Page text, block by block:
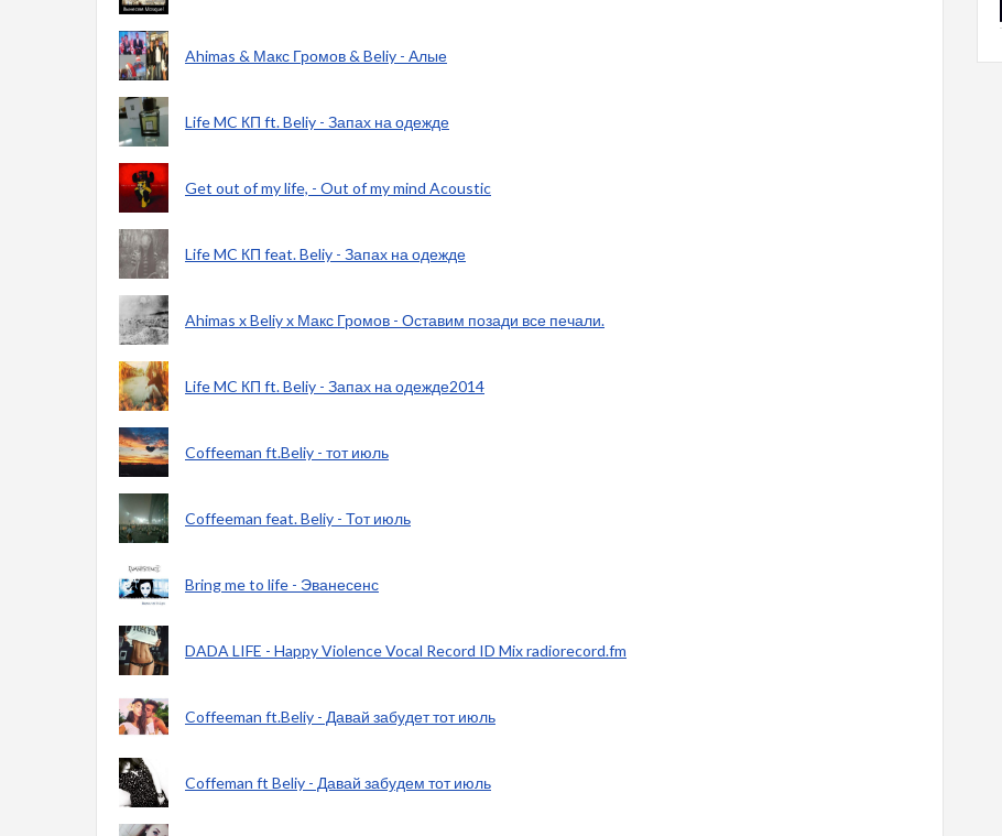
Ahimas & Макс Громов & Beliy - Алые
Life MC КП ft. Beliy - Запах на одежде
Get out of my life, - Out of my mind Acoustic
Life MC КП feat. Beliy - Запах на одежде
Ahimas x Beliy x Макс Громов - Оставим позади все печали.
Life MC КП ft. Beliy - Запах на одежде2014
Coffeeman ft.Beliy - тот июль
Coffeeman feat. Beliy - Тот июль
Bring me to life - Эванесенс
DADA LIFE - Happy Violence Vocal Record ID Mix radiorecord.fm
Coffeeman ft.Beliy - Давай забудет тот июль
Coffeman ft Beliy - Давай забудем тот июль